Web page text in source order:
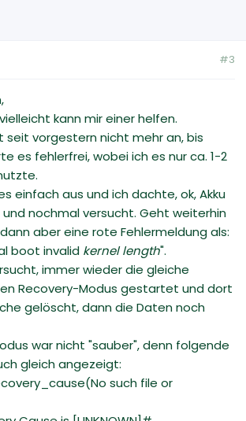
#3
kann mir einer helfen.
seit vorgestern nicht mehr an, bis
es fehlerfrei, wobei ich es nur ca. 1-2
einfach aus und ich dachte, ok, Akku
nochmal versucht. Geht weiterhin
aber eine rote Fehlermeldung als:
boot invalid kernel length".
immer wieder die gleiche
Recovery-Modus gestartet und dort
gelöscht, dann die Daten noch
war nicht "sauber", denn folgende
gleich angezeigt:
such file or